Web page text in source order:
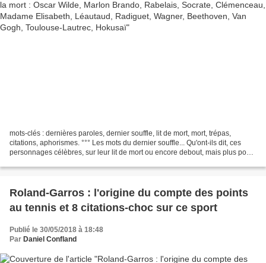
mots-clés : dernières paroles, dernier souffle, lit de mort, mort, trépas,
citations, aphorismes. °°° Les mots du dernier souffle... Qu'ont-ils dit, ces
personnages célèbres, sur leur lit de mort ou encore debout, mais plus pour
Roland-Garros : l'origine du compte des points
au tennis et 8 citations-choc sur ce sport
Publié le 30/05/2018 à 18:48
Par Daniel Confland